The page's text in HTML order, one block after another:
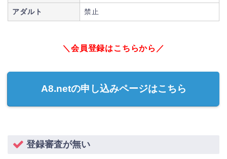
アダルト 禁止
＼会員登録はこちらから／
A8.netの申し込みページはこちら
登録審査が無い